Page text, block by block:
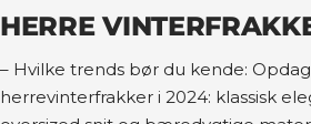
HERRE
– Hvilke trends bør du kende:
herrevinterfrakker i 2024: klassisk